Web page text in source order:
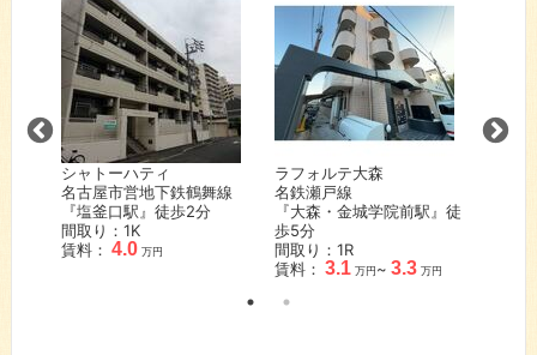
シャトーハティ
名古屋市営地下鉄鶴舞線
『塩釜口駅』徒歩2分
間取り：1K
賃料： 4.0 万円
ラフォルテ大森
名鉄瀬戸線
『大森・金城学院前駅』徒
歩5分
間取り：1R
賃料： 3.1 万円~ 3.3 万円